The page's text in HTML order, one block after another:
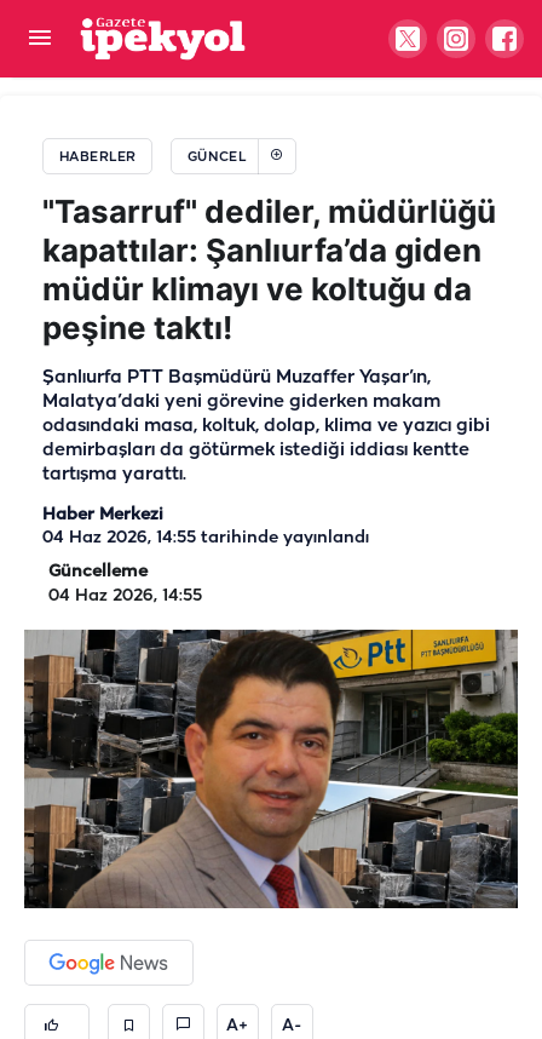
HABERLER GÜNCEL
"Tasarruf" dediler, müdürlüğü
kapattılar: Şanlıurfa’da giden
müdür klimayı ve koltuğu da
peşine taktı!
Şanlıurfa PTT Başmüdürü Muzaffer Yaşar’ın,
Malatya’daki yeni görevine giderken makam
odasındaki masa, koltuk, dolap, klima ve yazıcı gibi
demirbaşları da götürmek istediği iddiası kentte
tartışma yarattı.
Haber Merkezi
04 Haz 2026, 14:55 tarihinde yayınlandı
Güncelleme
04 Haz 2026, 14:55
A+ A-
Şanlıurfa'nın sosyal yardım karnesi açıklandı! En